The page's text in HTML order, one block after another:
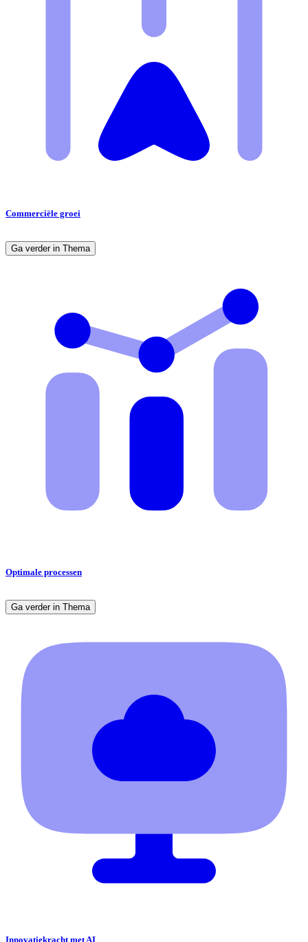
Commerciële groei
Ga verder in Thema
Optimale processen
Ga verder in Thema
Innovatiekracht met AI